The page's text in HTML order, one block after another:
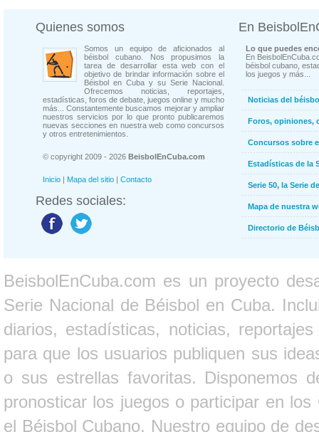
Quienes somos
Somos un equipo de aficionados al
béisbol cubano. Nos propusimos la
tarea de desarrollar esta web con el
objetivo de brindar información sobre el
Béisbol en Cuba y su Serie Nacional.
Ofrecemos noticias, reportajes,
estadísticas, foros de debate, juegos online y mucho
más... Constantemente buscamos mejorar y ampliar
nuestros servicios por lo que pronto publicaremos
nuevas secciones en nuestra web como concursos
y otros entretenimientos.
© copyright 2009 - 2026 BeisbolEnCuba.com
Inicio | Mapa del sitio | Contacto
Redes sociales:
En
Lo que puedes
En
béisbol cubano,
los juegos y más...
Noticias del
Foros, opiniones,
Concursos sobre
Estadísticas de la
Serie 50, la Serie
Mapa de nuestra
Directorio de
BeisbolEnCuba.com es un proyecto
Serie Nacional de Béisbol en Cuba.
diarios, estadísticas, noticias,
para que los usuarios publiquen sus
o sus estrellas favoritas. Disponemos
pronosticar los juegos o participar en
el Béisbol Cubano. Nuestro equipo de